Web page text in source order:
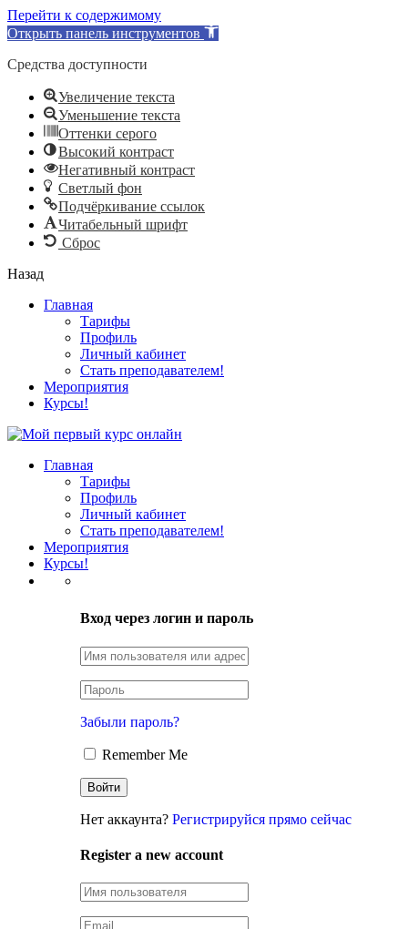
Перейти к содержимому
Открыть панель инструментов
Средства доступности
Увеличение текста
Уменьшение текста
Оттенки серого
Высокий контраст
Негативный контраст
Светлый фон
Подчёркивание ссылок
Читабельный шрифт
Сброс
Назад
Главная
Тарифы
Профиль
Личный кабинет
Стать преподавателем!
Мероприятия
Курсы!
Главная
Тарифы
Профиль
Личный кабинет
Стать преподавателем!
Мероприятия
Курсы!
Вход через логин и пароль
Забыли пароль?
Remember Me
Нет аккаунта? Регистрируйся прямо сейчас
Register a new account